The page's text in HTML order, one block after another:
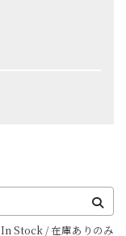
In Stock / 在庫ありのみ